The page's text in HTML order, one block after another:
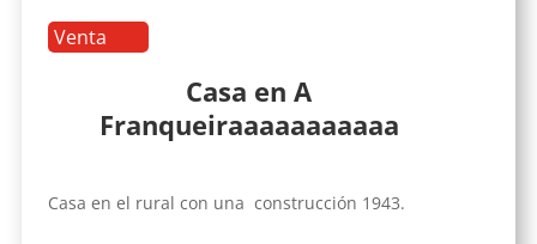
Venta
Casa en A
Franqueiraaaaaaaaaaa
Casa en el rural con una construcción 1943.